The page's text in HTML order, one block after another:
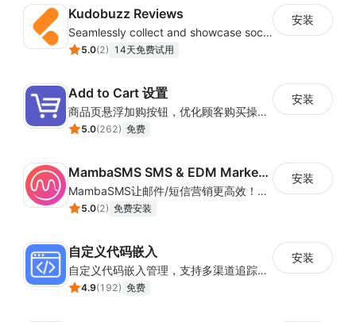
Kudobuzz Reviews
Seamlessly collect and showcase social & photo reviews to boost organic traffic
5.0(2) 14天免费试用
安装
Add to Cart 设置
商品页悬浮加购按钮，优化顾客购买操作路径
5.0(262) 免费
安装
MambaSMS SMS & EDM Marketing
MambaSMS让邮件/短信营销更高效！MambaSMS可以帮助商家通过邮件和短信即时联系客户。并通过自动化流程，提高弃单挽回效率。
5.0(2) 免费安装
安装
自定义代码嵌入
自定义代码嵌入管理，支持多渠道追踪与营销活动配置
4.9(192) 免费
安装